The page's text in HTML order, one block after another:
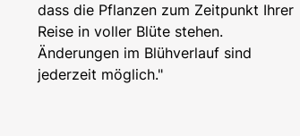
dass die Pflanzen zum Zeitpunkt Ihrer
Reise in voller Blüte stehen.
Änderungen im Blühverlauf sind
jederzeit möglich."